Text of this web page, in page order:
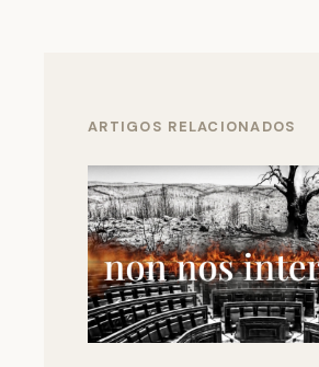
ARTIGOS RELACIONADOS